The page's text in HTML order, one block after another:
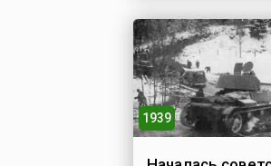
русского военного
искусства, князь
Российской
титулом князя
Италийского,
генералиссимус
российских
фельдмаршал
1939